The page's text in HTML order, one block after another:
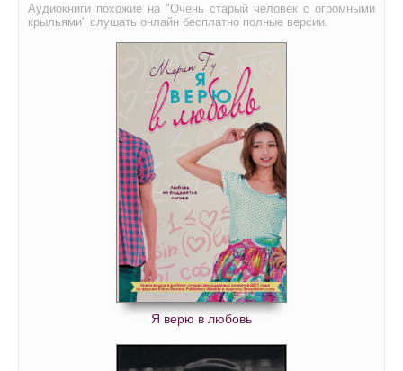
Аудиокниги похожие на "Очень старый человек с огромными
крыльями" слушать онлайн бесплатно полные версии.
Я верю в любовь